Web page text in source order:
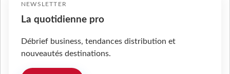
NEWSLETTER
La quotidienne pro
Débrief business, tendances distribution et
nouveautés destinations.